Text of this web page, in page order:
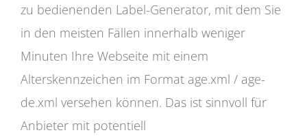
zu bedienenden Label-Generator, mit dem Sie
in den meisten Fällen innerhalb weniger
Minuten Ihre Webseite mit einem
Alterskennzeichen im Format age.xml / age-
de.xml versehen können. Das ist sinnvoll für
Anbieter mit potentiell